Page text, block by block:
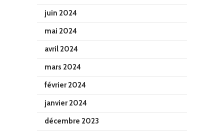
juin 2024
mai 2024
avril 2024
mars 2024
février 2024
janvier 2024
décembre 2023